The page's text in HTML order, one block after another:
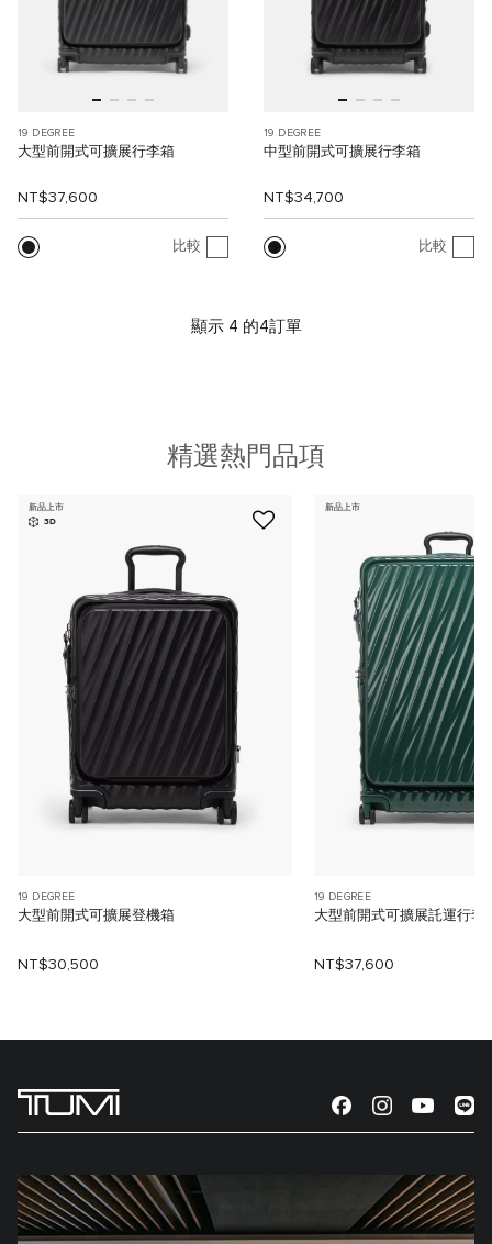
19 DEGREE
大型前開式可擴展行李箱
NT$37,600
比較
19 DEGREE
中型前開式可擴展行李箱
NT$34,700
比較
顯示 4 的4訂單
精選熱門品項
新品上市
3D
19 DEGREE
大型前開式可擴展登機箱
NT$30,500
新品上市
19 DEGREE
大型前開式可擴展託運行李
NT$37,600